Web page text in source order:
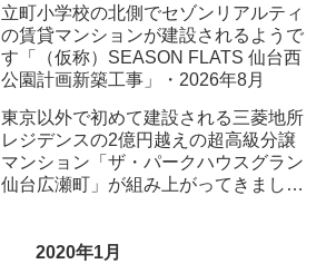
立町小学校の北側でセゾンリアルティ
の賃貸マンションが建設されるようで
す「（仮称）SEASON FLATS 仙台西
公園計画新築工事」・2026年8月
東京以外で初めて建設される三菱地所
レジデンスの2億円越えの超高級分譲
マンション「ザ・パークハウスグラン
仙台広瀬町」が組み上がってきまし
2020年1月